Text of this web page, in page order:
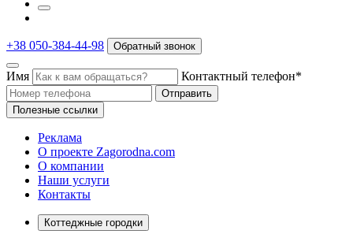
+38 050-384-44-98 Обратный звонок
Имя Контактный телефон*
Отправить
Полезные ссылки
Реклама
О проекте Zagorodna.com
О компании
Наши услуги
Контакты
Коттеджные городки